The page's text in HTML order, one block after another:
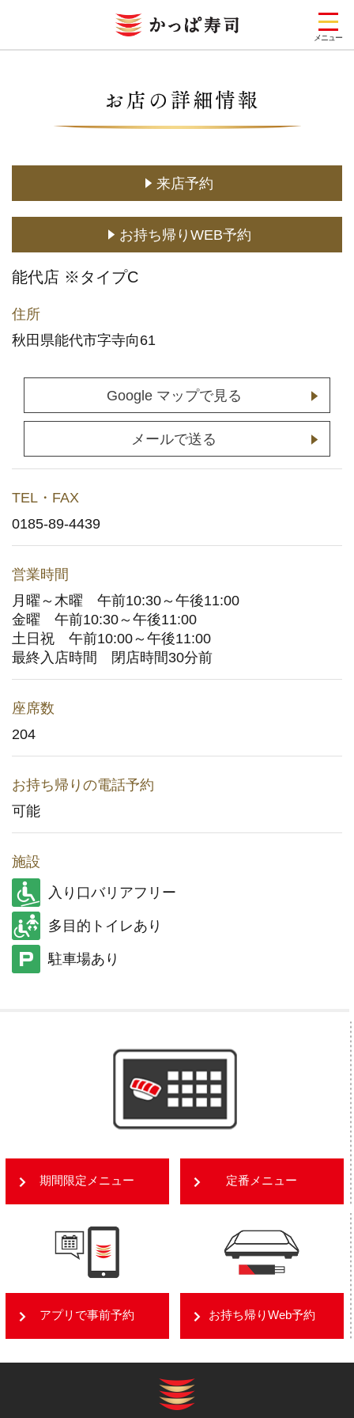
メニュー
定番メニュー (お持ち帰り含む)
どこでもかっぱ寿司
予約・注文
ホットペッパーグルメサイトへ
(ポイント利用はこちら)
お持ち帰りWeb予約
宅配デリバリー
お問い合わせ
ご意見・お問い合わせフォーム
メディア取材に関するお問い合わせ
(YouTuberの方もこちら)
企業情報
来店予約
お持ち帰りWEB予約
能代店 ※タイプC
住所
秋田県能代市字寺向61
Google マップで見る
メールで送る
TEL・FAX
0185-89-4439
営業時間
月曜～木曜 午前10:30～午後11:00
金曜 午前10:30～午後11:00
土日祝 午前10:00～午後11:00
最終入店時間 閉店時間30分前
座席数
204
お持ち帰りの電話予約
可能
施設
入り口バリアフリー
多目的トイレあり
駐車場あり
期間限定メニュー 定番メニュー
アプリで事前予約 お持ち帰りWeb予約